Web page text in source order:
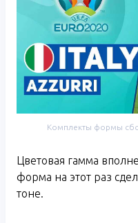
Комплекты формы
Цветовая гамма
форма на этот раз
тоне.